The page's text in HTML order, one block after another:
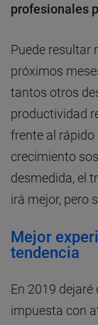
profesionales
Puede resultar
próximos
tantos otros
productividad
frente al rápido
crecimiento
desmedida, el
irá mejor, pero
Mejor
tendencia
En 2019
impuesta con